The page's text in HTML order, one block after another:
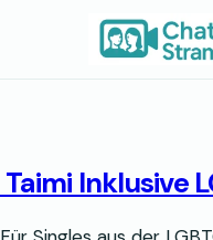
Taimi Inklusive